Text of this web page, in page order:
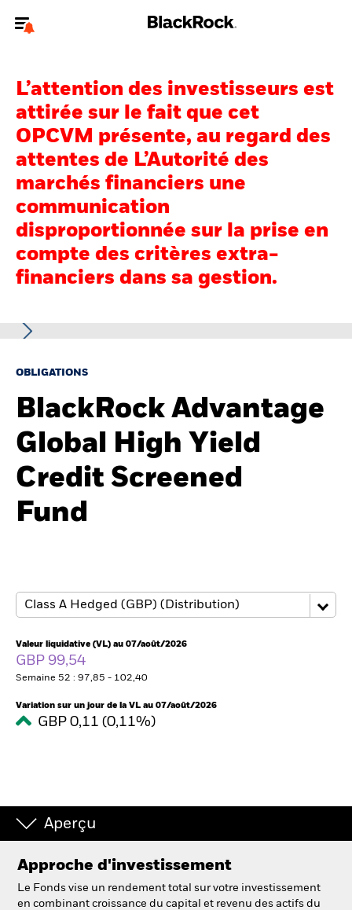
Pour accéder directement à un autre site BlackRock, veuillez mettre à
jourvotre type d'utilisateur
Nous connaître
Produits
Thèmes
Education
BlackRock
iShares
Aladdin
Notre société
L’attention des investisseurs est
attirée sur le fait que cet
OPCVM présente, au regard des
attentes de L’Autorité des
marchés financiers une
communication
disproportionnée sur la prise en
compte des critères extra-
financiers dans sa gestion.
OBLIGATIONS
BlackRock Advantage
Global High Yield
Credit Screened
Fund
Valeur liquidative (VL) au 07/août/2026
GBP 99,54
Semaine 52 : 97,85 - 102,40
Variation sur un jour de la VL au 07/août/2026
GBP 0,11 (0,11%)
Aperçu
Approche d'investissement
Le Fonds vise un rendement total sur votre investissement
en combinant croissance du capital et revenu des actifs du